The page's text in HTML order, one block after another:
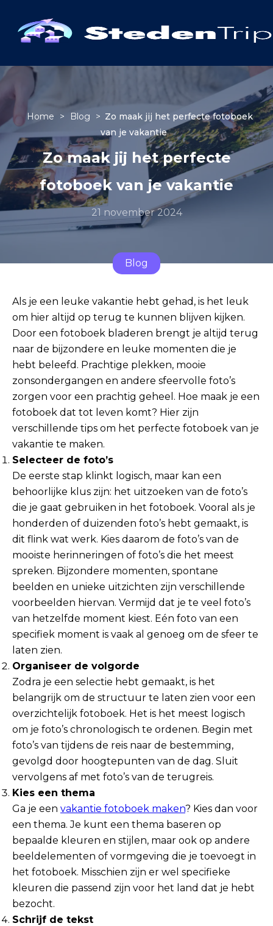
Home > Blog > Zo maak jij het perfecte fotoboek
van je vakantie
Zo maak jij het perfecte
fotoboek van je vakantie
21 november 2024
Blog
Als je een leuke vakantie hebt gehad, is het leuk
om hier altijd op terug te kunnen blijven kijken.
Door een fotoboek bladeren brengt je altijd terug
naar de bijzondere en leuke momenten die je
hebt beleefd. Prachtige plekken, mooie
zonsondergangen en andere sfeervolle foto’s
zorgen voor een prachtig geheel. Hoe maak je een
fotoboek dat tot leven komt? Hier zijn
verschillende tips om het perfecte fotoboek van je
vakantie te maken.
Selecteer de foto’s
De eerste stap klinkt logisch, maar kan een
behoorlijke klus zijn: het uitzoeken van de foto’s
die je gaat gebruiken in het fotoboek. Vooral als je
honderden of duizenden foto’s hebt gemaakt, is
dit flink wat werk. Kies daarom de foto’s van de
mooiste herinneringen of foto’s die het meest
spreken. Bijzondere momenten, spontane
beelden en unieke uitzichten zijn verschillende
voorbeelden hiervan. Vermijd dat je te veel foto’s
van hetzelfde moment kiest. Eén foto van een
specifiek moment is vaak al genoeg om de sfeer te
laten zien.
Organiseer de volgorde
Zodra je een selectie hebt gemaakt, is het
belangrijk om de structuur te laten zien voor een
overzichtelijk fotoboek. Het is het meest logisch
om je foto’s chronologisch te ordenen. Begin met
foto’s van tijdens de reis naar de bestemming,
gevolgd door hoogtepunten van de dag. Sluit
vervolgens af met foto’s van de terugreis.
Kies een thema
Ga je een vakantie fotoboek maken? Kies dan voor
een thema. Je kunt een thema baseren op
bepaalde kleuren en stijlen, maar ook op andere
beeldelementen of vormgeving die je toevoegt in
het fotoboek. Misschien zijn er wel specifieke
kleuren die passend zijn voor het land dat je hebt
bezocht.
Schrijf de tekst